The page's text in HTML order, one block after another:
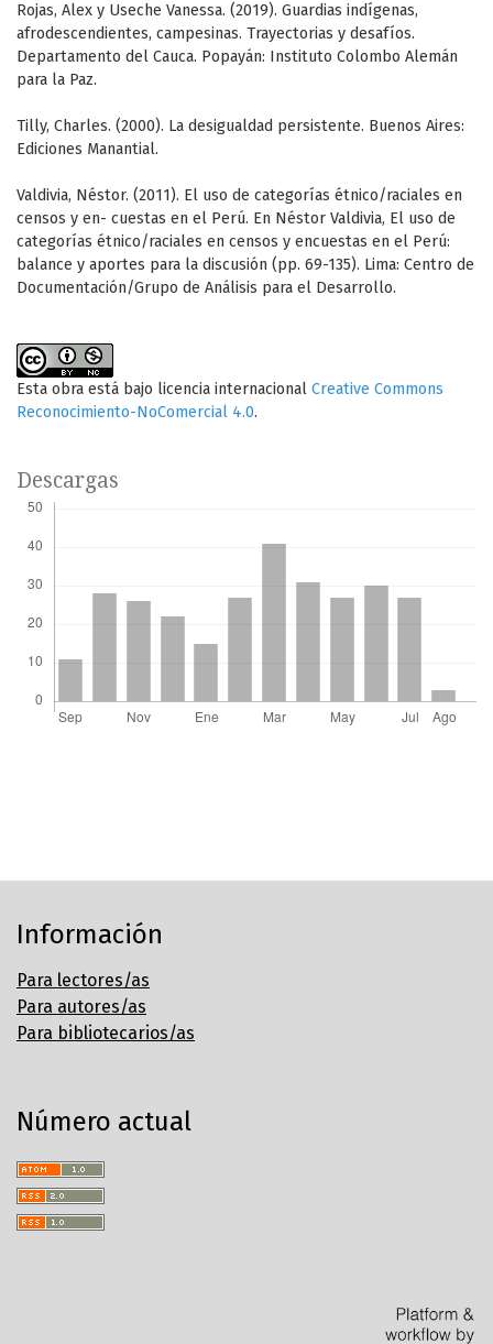
Esta obra está bajo licencia internacional Creative Commons
Reconocimiento-NoComercial 4.0.
Rojas, Alex y Useche Vanessa. (2019). Guardias indígenas,
afrodescendientes, campesinas. Trayectorias y desafíos.
Departamento del Cauca. Popayán: Instituto Colombo Alemán
para la Paz.
Tilly, Charles. (2000). La desigualdad persistente. Buenos Aires:
Ediciones Manantial.
Valdivia, Néstor. (2011). El uso de categorías étnico/raciales en
censos y en- cuestas en el Perú. En Néstor Valdivia, El uso de
categorías étnico/raciales en censos y encuestas en el Perú:
balance y aportes para la discusión (pp. 69-135). Lima: Centro de
Documentación/Grupo de Análisis para el Desarrollo.
Descargas
Información
Para lectores/as
Para autores/as
Para bibliotecarios/as
Número actual